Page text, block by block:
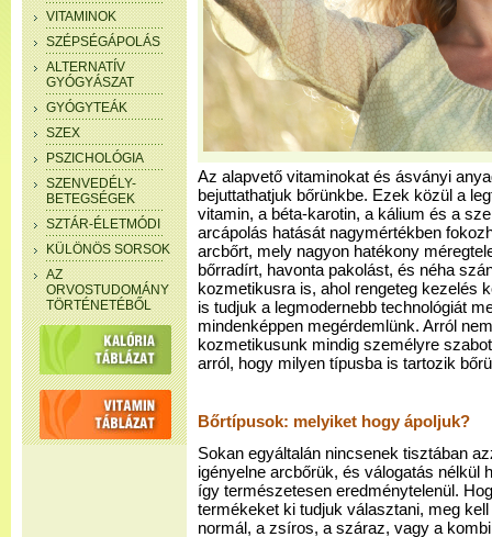
VITAMINOK
SZÉPSÉGÁPOLÁS
ALTERNATÍV
GYÓGYÁSZAT
GYÓGYTEÁK
SZEX
PSZICHOLÓGIA
SZENVEDÉLY-
BETEGSÉGEK
SZTÁR-ÉLETMÓDI
KÜLÖNÖS SORSOK
AZ
ORVOSTUDOMÁNY
TÖRTÉNETÉBŐL
Az alapvető vitaminokat és ásványi
bejuttathatjuk bőrünkbe. Ezek közül a
vitamin, a béta-karotin, a kálium és a
arcápolás hatását nagymértékben
arcbőrt, mely nagyon hatékony
bőrradírt, havonta pakolást, és néha
kozmetikusra is, ahol rengeteg kezelés
is tudjuk a legmodernebb technológiát
mindenképpen megérdemlünk. Arról
kozmetikusunk mindig személyre
arról, hogy milyen típusba is tartozik
Bőrtípusok: melyiket hogy ápoljuk?
Sokan egyáltalán nincsenek tisztában
igényelne arcbőrük, és válogatás nélkül
így természetesen eredménytelenül.
termékeket ki tudjuk választani, meg
normál, a zsíros, a száraz, vagy a